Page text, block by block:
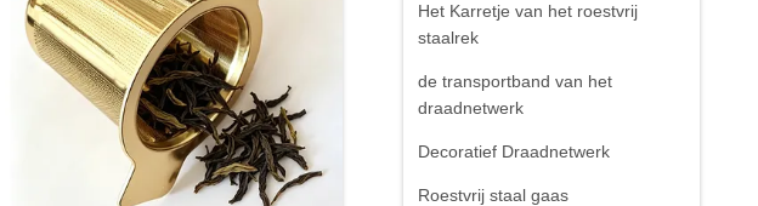
Het Karretje van het roestvrij
staalrek
de transportband van het
draadnetwerk
Decoratief Draadnetwerk
Roestvrij staal gaas